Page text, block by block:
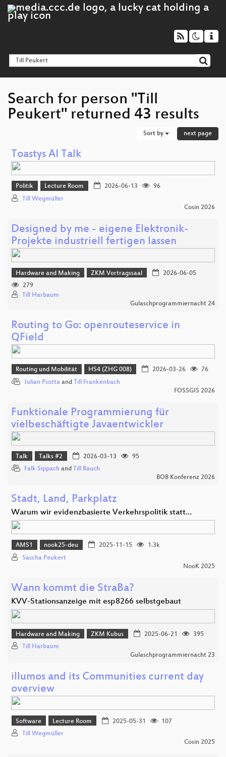
Search for person "Till
Peukert" returned 43 results
Sort by next page
Toastys AI Talk
Politik Lecture Room 2026-06-13
96
Till Wegmüller
Cosin 2026
Designed by me - eigene Elektronik-
Projekte industriell fertigen lassen
Hardware and Making ZKM Vortragssaal
2026-06-05
279
Till Harbaum
Gulaschprogrammiernacht 24
Routing to Go: openrouteservice in
QField
Routing und Mobilität HS4 (ZHG 008) 2026-03-26
76
Julian Psotta and Till Frankenbach
FOSSGIS 2026
Funktionale Programmierung für
vielbeschäftigte Javaentwickler
Talk Talks #2 2026-03-13
95
Falk Sippach and Till Rauch
BOB Konferenz 2026
Stadt, Land, Parkplatz
Warum wir evidenzbasierte Verkehrspolitik statt…
AMS1 nook25-deu 2025-11-15
1.3k
Sascha Peukert
NooK 2025
Wann kommt die StraBa?
KVV-Stationsanzeige mit esp8266 selbstgebaut
Hardware and Making ZKM Kubus 2025-06-21
395
Till Harbaum
Gulaschprogrammiernacht 23
illumos and its Communities current day
overview
Software Lecture Room 2025-05-31
107
Till Wegmüller
Cosin 2025